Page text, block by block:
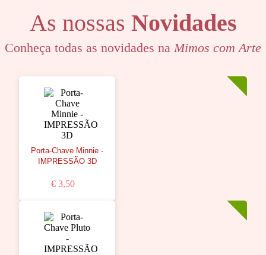
As nossas Novidades
Conheça todas as novidades na Mimos com Arte
Porta-Chave Minnie -
IMPRESSÃO 3D
€ 3,50